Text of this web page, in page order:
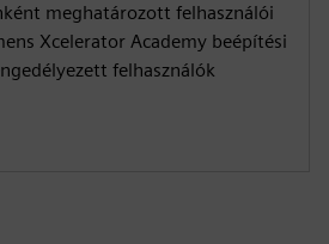
meghatározott felhasználói
Xcelerator Academy beépítési
felhasználók